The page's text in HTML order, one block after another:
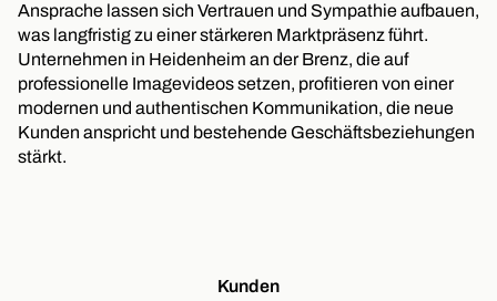
Ansprache lassen sich Vertrauen und Sympathie aufbauen,
was langfristig zu einer stärkeren Marktpräsenz führt.
Unternehmen in Heidenheim an der Brenz, die auf
professionelle Imagevideos setzen, profitieren von einer
modernen und authentischen Kommunikation, die neue
Kunden anspricht und bestehende Geschäftsbeziehungen
stärkt.
Kunden